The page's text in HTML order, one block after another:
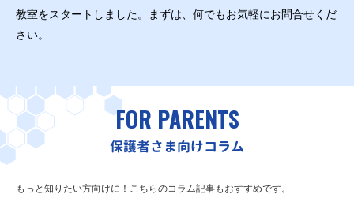
教室をスタートしました。まずは、何でもお気軽にお問合せくだ
さい。
FOR PARENTS
保護者さま向けコラム
もっと知りたい方向けに！こちらのコラム記事もおすすめです。